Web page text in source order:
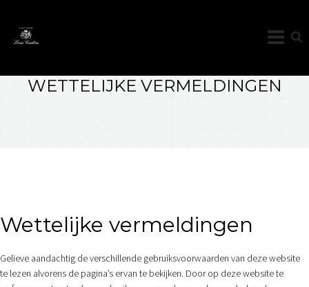
WETTELIJKE VERMELDINGEN
Wettelijke vermeldingen
Gelieve aandachtig de verschillende gebruiksvoorwaarden van deze website
te lezen alvorens de pagina’s ervan te bekijken. Door op deze website te